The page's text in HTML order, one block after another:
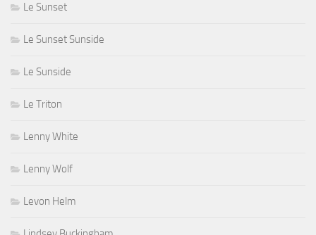
Le Sunset
Le Sunset Sunside
Le Sunside
Le Triton
Lenny White
Lenny Wolf
Levon Helm